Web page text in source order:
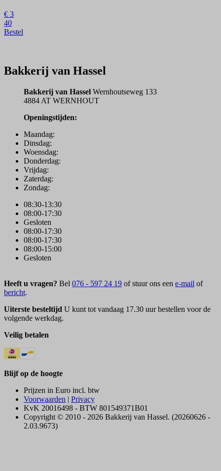
€ 3
40
Bestel
Bakkerij van Hassel
Bakkerij van Hassel Wernhoutseweg 133
4884 AT WERNHOUT
Openingstijden:
Maandag:
Dinsdag:
Woensdag:
Donderdag:
Vrijdag:
Zaterdag:
Zondag:
08:30-13:30
08:00-17:30
Gesloten
08:00-17:30
08:00-17:30
08:00-15:00
Gesloten
Heeft u vragen? Bel 076 - 597 24 19 of stuur ons een e-mail of
bericht.
Uiterste besteltijd U kunt tot vandaag 17.30 uur bestellen voor de
volgende werkdag.
Veilig betalen
Blijf op de hoogte
Prijzen in Euro incl. btw
Voorwaarden | Privacy
KvK 20016498 - BTW 801549371B01
Copyright © 2010 - 2026 Bakkerij van Hassel. (20260626 -
2.03.9673)